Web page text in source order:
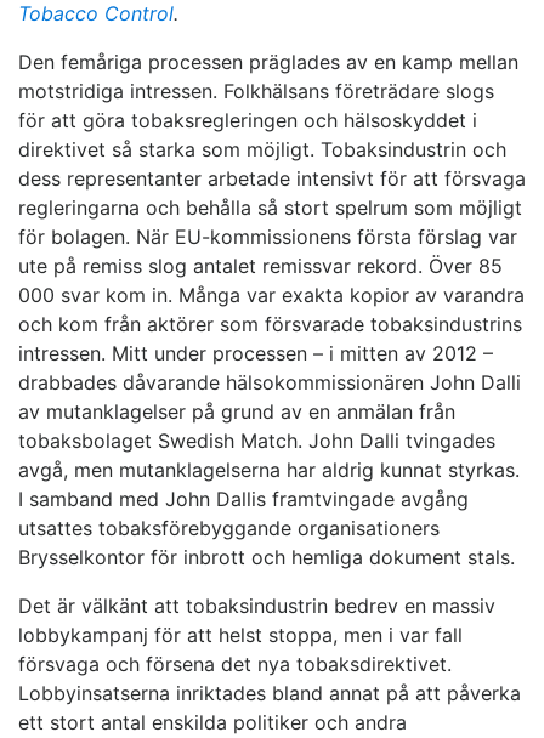
Tobacco Control.
Den femåriga processen präglades av en kamp mellan
motstridiga intressen. Folkhälsans företrädare slogs
för att göra tobaksregleringen och hälsoskyddet i
direktivet så starka som möjligt. Tobaksindustrin och
dess representanter arbetade intensivt för att försvaga
regleringarna och behålla så stort spelrum som möjligt
för bolagen. När EU-kommissionens första förslag var
ute på remiss slog antalet remissvar rekord. Över 85
000 svar kom in. Många var exakta kopior av varandra
och kom från aktörer som försvarade tobaksindustrins
intressen. Mitt under processen – i mitten av 2012 –
drabbades dåvarande hälsokommissionären John Dalli
av mutanklagelser på grund av en anmälan från
tobaksbolaget Swedish Match. John Dalli tvingades
avgå, men mutanklagelserna har aldrig kunnat styrkas.
I samband med John Dallis framtvingade avgång
utsattes tobaksförebyggande organisationers
Brysselkontor för inbrott och hemliga dokument stals.
Det är välkänt att tobaksindustrin bedrev en massiv
lobbykampanj för att helst stoppa, men i var fall
försvaga och försena det nya tobaksdirektivet.
Lobbyinsatserna inriktades bland annat på att påverka
ett stort antal enskilda politiker och andra